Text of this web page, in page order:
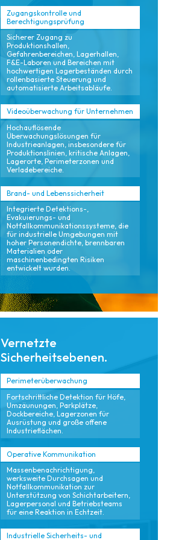
Zugangskontrolle und
Berechtigungsprüfung
Sicherer Zugang zu
Produktionshallen,
Gefahrenbereichen, Lagerhallen,
F&E-Laboren und Bereichen mit
hochwertigen Lagerbeständen durch
rollenbasierte Steuerung und
automatisierte Arbeitsabläufe.
Videoüberwachung für Unternehmen
Hochauflösende
Überwachungslösungen für
Industrieanlagen, insbesondere für
Produktionslinien, kritische Anlagen,
Lagerorte, Perimeterzonen und
Verladebereiche.
Brand- und Lebenssicherheit
Integrierte Detektions-,
Evakuierungs- und
Notfallkommunikationssysteme, die
für industrielle Umgebungen mit
hoher Personendichte, brennbaren
Materialien oder
maschinenbedingten Risiken
entwickelt wurden.
Vernetzte
Sicherheitsebenen.
Perimeterüberwachung
Fortschrittliche Detektion für Höfe,
Umzäunungen, Parkplätze,
Dockbereiche, Lagerzonen für
Ausrüstung und große offene
Industrieflächen.
Operative Kommunikation
Massenbenachrichtigung,
werksweite Durchsagen und
Notfallkommunikation zur
Unterstützung von Schichtarbeitern,
Lagerpersonal und Betriebsteams
für eine Reaktion in Echtzeit.
Industrielle Sicherheits- und